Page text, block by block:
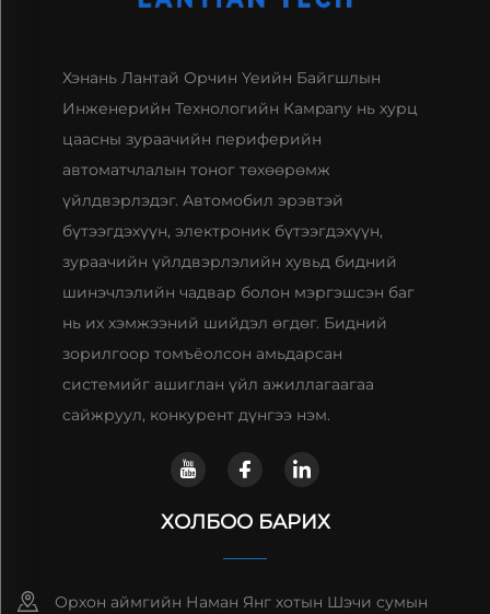
Хэнань Лантай Орчин Үеийн Байгшлын
Инженерийн Технологийн Камpany нь хурц
цаасны зураачийн периферийн
автоматчлалын тоног төхөөрөмж
үйлдвэрлэдэг. Автомобил эрэвтэй
бүтээгдэхүүн, электроник бүтээгдэхүүн,
зураачийн үйлдвэрлэлийн хувьд бидний
шинэчлэлийн чадвар болон мэргэшсэн баг
нь их хэмжээний шийдэл өгдөг. Бидний
зорилгоор томъёолсон амьдарсан
системийг ашиглан үйл ажиллагаагаа
сайжруул, конкурент дүнгээ нэм.
ХОЛБОО БАРИХ
Орхон аймгийн Наман Янг хотын Шэчи сумын